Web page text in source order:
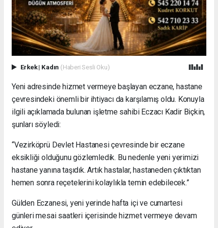
Erkek| Kadın (Haberi Sesli Oku)
Yeni adresinde hizmet vermeye başlayan eczane, hastane
çevresindeki önemli bir ihtiyacı da karşılamış oldu. Konuyla
ilgili açıklamada bulunan işletme sahibi Eczacı Kadir Biçkin,
şunları söyledi:
“Vezirköprü Devlet Hastanesi çevresinde bir eczane
eksikliği olduğunu gözlemledik. Bu nedenle yeni yerimizi
hastane yanına taşıdık. Artık hastalar, hastaneden çıktıktan
hemen sonra reçetelerini kolaylıkla temin edebilecek.”
Gülden Eczanesi, yeni yerinde hafta içi ve cumartesi
günleri mesai saatleri içerisinde hizmet vermeye devam